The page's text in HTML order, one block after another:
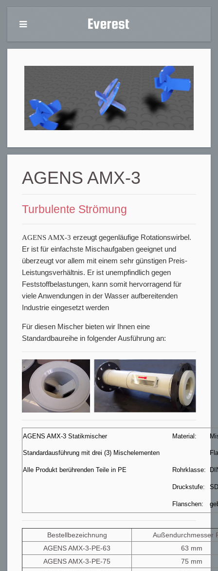
AGENS AMX-3
Turbulente Strömung
AGENS AMX-3 erzeugt gegenläufige Rotationswirbel.
Er ist für einfachste Mischaufgaben geeignet und
überzeugt vor allem mit einem sehr günstigen Preis-
Leistungsverhältnis. Er ist unempfindlich gegen
Feststoffbelastungen, kann somit hervorragend für
viele Anwendungen in der Wasser aufbereitenden
Industrie eingesetzt werden
Für diesen Mischer bieten wir Ihnen eine
Standardbaureihe in folgender Ausführung an:
AGENS AMX-3 Statikmischer Material:
Standardausführung mit drei (3) Mischelementen
Alle Produkt berührenden Teile in PE Rohrklasse:
Druckstufe:
Flanschen:
Bestellbezeichnung
Außendurchmesser
AGENS AMX-3-PE-63
63 mm
AGENS AMX-3-PE-75
75 mm